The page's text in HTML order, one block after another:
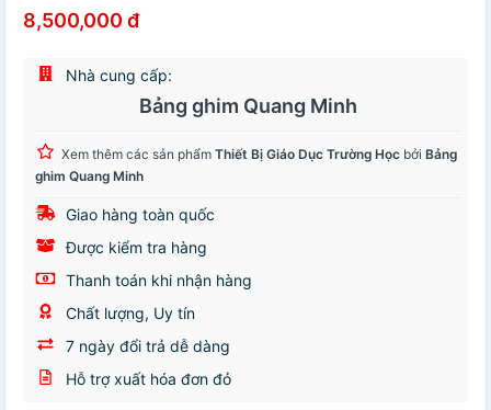
8,500,000 đ
Nhà cung cấp:
Bảng ghim Quang Minh
Xem thêm các sản phẩm Thiết Bị Giáo Dục Trường Học bởi Bảng
ghim Quang Minh
Giao hàng toàn quốc
Được kiểm tra hàng
Thanh toán khi nhận hàng
Chất lượng, Uy tín
7 ngày đổi trả dễ dàng
Hỗ trợ xuất hóa đơn đỏ